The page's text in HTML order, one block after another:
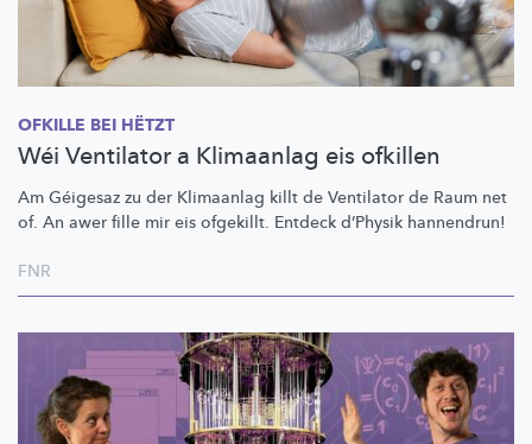
OFKILLE BEI HËTZT
Wéi Ventilator a Klimaanlag eis ofkillen
Am Géigesaz zu der Klimaanlag killt de Ventilator de Raum net
of. An awer fille mir eis ofgekillt. Entdeck d’Physik hannendrun!
FNR